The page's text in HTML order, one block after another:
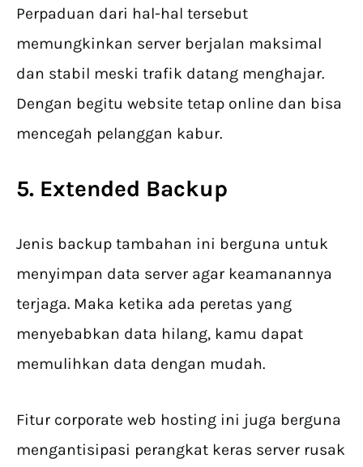
Perpaduan dari hal-hal tersebut
memungkinkan server berjalan maksimal
dan stabil meski trafik datang menghajar.
Dengan begitu website tetap online dan bisa
mencegah pelanggan kabur.
5. Extended Backup
Jenis backup tambahan ini berguna untuk
menyimpan data server agar keamanannya
terjaga. Maka ketika ada peretas yang
menyebabkan data hilang, kamu dapat
memulihkan data dengan mudah.
Fitur corporate web hosting ini juga berguna
mengantisipasi perangkat keras server rusak